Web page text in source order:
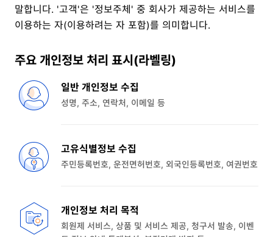
말합니다. '고객'은 '정보주체' 중 회사가 제공하는 서비스를
이용하는 자(이용하려는 자 포함)를 의미합니다.
주요 개인정보 처리 표시(라벨링)
일반 개인정보 수집
성명, 주소, 연락처, 이메일 등
고유식별정보 수집
주민등록번호, 운전면허번호, 외국인등록번호, 여권번호
개인정보 처리 목적
회원제 서비스, 상품 및 서비스 제공, 청구서 발송, 이벤